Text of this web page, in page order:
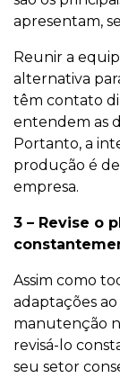
apresentam,
Reunir a
alternativa
têm contato
entendem as
Portanto, a
produção é
empresa.
3 – Revise o
Assim como
adaptações
manutenção
revisá-lo
seu setor